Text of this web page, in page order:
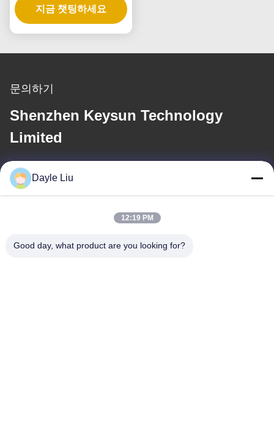
지금 챗팅하세요
문의하기
Shenzhen Keysun Technology
Limited
이메일
dayle@keysuntech.com
우리 주소
Dayle Liu
12:19 PM
Good day, what product are you looking for?